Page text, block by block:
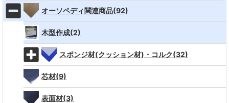
オーソペディ関連商品(92)
木型作成(2)
スポンジ材(クッション材)・コルク(32)
芯材(9)
表面材(3)